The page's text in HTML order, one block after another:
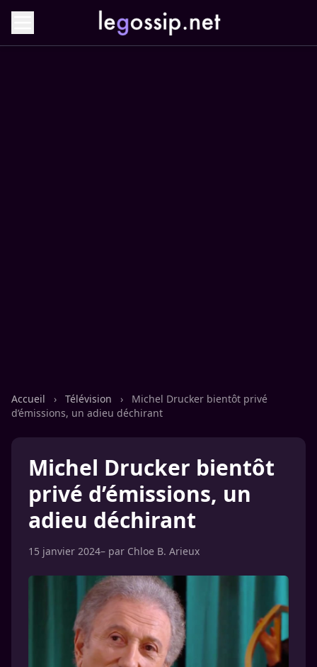
Accueil › Télévision ›
Michel Drucker bientôt privé
d’émissions, un adieu déchirant
Michel Drucker bientôt
privé d’émissions, un
adieu déchirant
15 janvier 2024– par Chloe B. Arieux